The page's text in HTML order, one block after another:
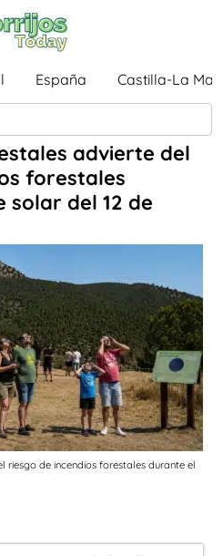
España Castilla-La
advierte del
forestales
solar del 12 de
riesgo de incendios forestales durante el